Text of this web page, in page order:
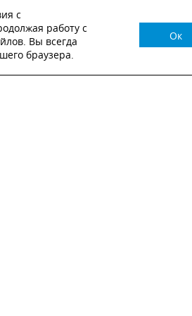
МЕНЕДЖЕР СВЯЖЕТСЯ
с
работу с
Вы всегда
браузера.
Ок